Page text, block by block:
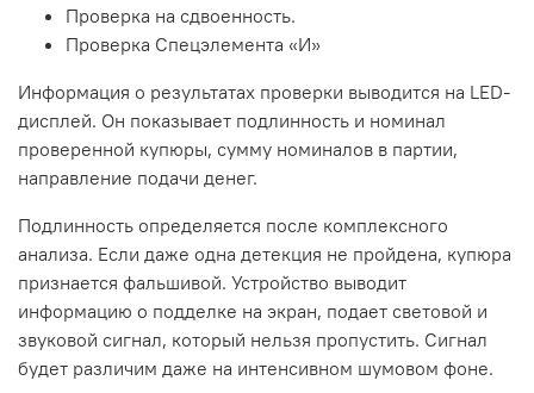
Проверка на сдвоенность.
Проверка Спецэлемента «И»
Информация о результатах проверки выводится на LED-
дисплей. Он показывает подлинность и номинал
проверенной купюры, сумму номиналов в партии,
направление подачи денег.
Подлинность определяется после комплексного
анализа. Если даже одна детекция не пройдена, купюра
признается фальшивой. Устройство выводит
информацию о подделке на экран, подает световой и
звуковой сигнал, который нельзя пропустить. Сигнал
будет различим даже на интенсивном шумовом фоне.